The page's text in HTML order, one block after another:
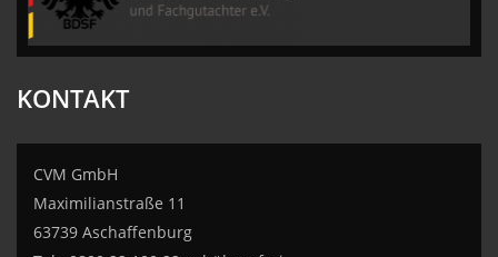
KONTAKT
CVM GmbH
Maximilianstraße 11
63739 Aschaffenburg